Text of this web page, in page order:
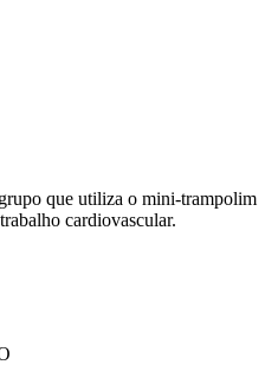
que utiliza o mini-trampolim
cardiovascular.